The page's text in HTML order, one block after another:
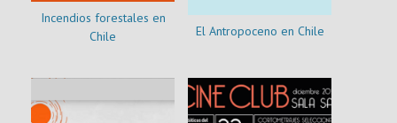
Incendios forestales en
Chile
El Antropoceno en Chile